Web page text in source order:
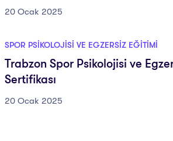
20 Ocak 2025
SPOR PSIKOLOJISI VE EGZERSIZ EĞITIMI
Trabzon Spor Psikolojisi ve
Sertifikası
20 Ocak 2025